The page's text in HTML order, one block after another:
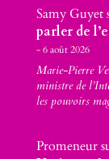
Samy Guyet
parler de
6 août 2026
Marie-Pierre
ministre de
les pouvoirs
Promeneur